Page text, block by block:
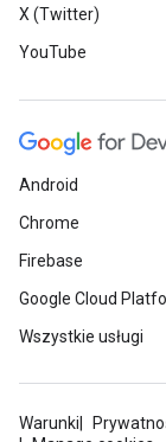
X (Twitter)
YouTube
Android
Chrome
Firebase
Google Cloud
Wszystkie usługi
Warunki